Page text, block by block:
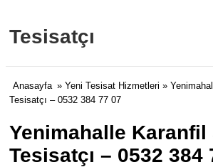
Tesisatçı
Anasayfa » Yeni Tesisat Hizmetleri »
Tesisatçı – 0532 384 77 07
Yenimahalle Karanfil
Tesisatçı – 0532 384